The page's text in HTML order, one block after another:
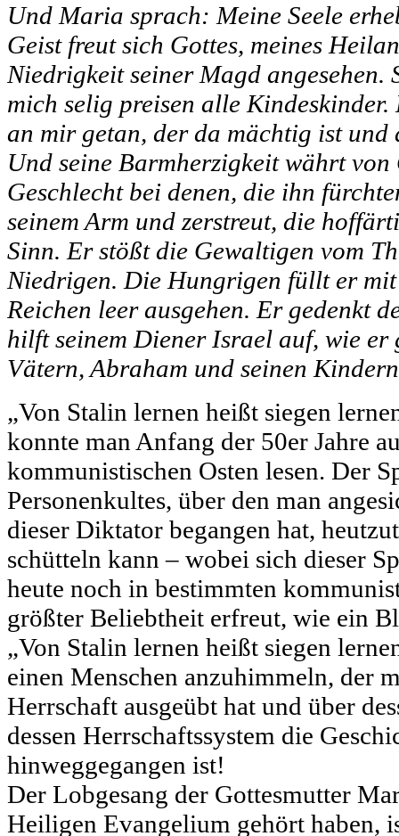
Und Maria sprach: Meine Seele
Geist freut sich Gottes, meines
Niedrigkeit seiner Magd angesehen.
mich selig preisen alle
an mir getan, der da mächtig ist und
Und seine Barmherzigkeit währt von
Geschlecht bei denen, die ihn
seinem Arm und zerstreut, die
Sinn. Er stößt die Gewaltigen vom
Niedrigen. Die Hungrigen füllt er
Reichen leer ausgehen. Er gedenkt
hilft seinem Diener Israel auf, wie er
Vätern, Abraham und seinen
„Von Stalin lernen heißt siegen
konnte man Anfang der 50er Jahre
kommunistischen Osten lesen. Der
Personenkultes, über den man
dieser Diktator begangen hat,
schütteln kann – wobei sich dieser
heute noch in bestimmten
größter Beliebtheit erfreut, wie ein
„Von Stalin lernen heißt siegen
einen Menschen anzuhimmeln, der
Herrschaft ausgeübt hat und über
dessen Herrschaftssystem die
hinweggegangen ist!
Der Lobgesang der Gottesmutter
Heiligen Evangelium gehört haben,